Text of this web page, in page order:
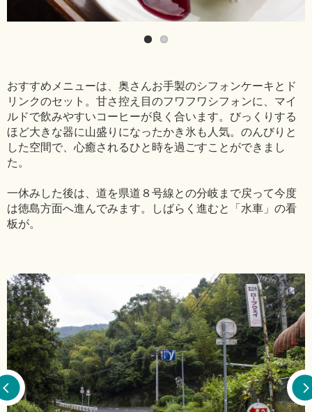
おすすめメニューは、奥さんお手製のシフォンケーキとド
リンクのセット。甘さ控え目のフワフワシフォンに、マイ
ルドで飲みやすいコーヒーが良く合います。びっくりする
ほど大きな器に山盛りになったかき氷も人気。のんびりと
した空間で、心癒されるひと時を過ごすことができまし
た。
一休みした後は、道を県道８号線との分岐まで戻って今度
は徳島方面へ進んでみます。しばらく進むと「水車」の看
板が。